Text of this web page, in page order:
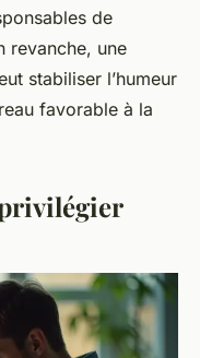
de
revanche, une
stabiliser l’humeur
favorable à la